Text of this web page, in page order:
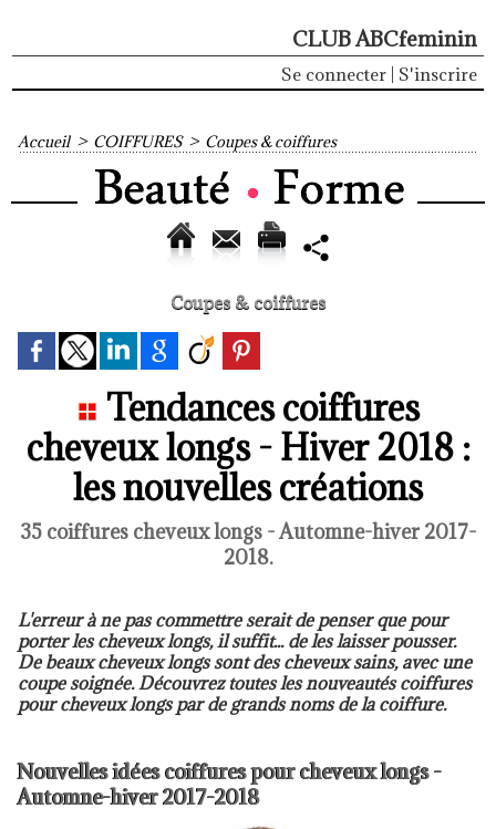
CLUB ABCfeminin
Se connecter S'inscrire
Accueil > COIFFURES > Coupes & coiffures
Coupes & coiffures
Tendances coiffures
cheveux longs - Hiver 2018 :
les nouvelles créations
35 coiffures cheveux longs - Automne-hiver 2017-
2018.
L'erreur à ne pas commettre serait de penser que pour
porter les cheveux longs, il suffit... de les laisser pousser.
De beaux cheveux longs sont des cheveux sains, avec une
coupe soignée. Découvrez toutes les nouveautés coiffures
pour cheveux longs par de grands noms de la coiffure.
Nouvelles idées coiffures pour cheveux longs -
Automne-hiver 2017-2018